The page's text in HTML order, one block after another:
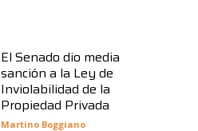
El Senado dio media
sanción a la Ley de
Inviolabilidad de la
Propiedad Privada
Martino Boggiano